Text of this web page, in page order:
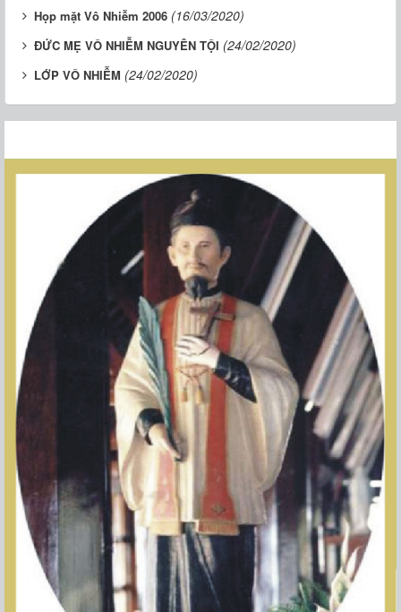
Họp mặt Vô Nhiễm 2006 (16/03/2020)
ĐỨC MẸ VÔ NHIỄM NGUYÊN TỘI (24/02/2020)
LỚP VÔ NHIỄM (24/02/2020)